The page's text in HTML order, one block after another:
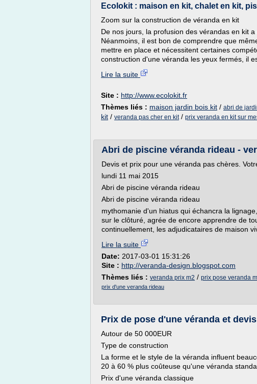
Ecolokit : maison en kit, chalet en kit,
Zoom sur la construction de véranda en kit
De nos jours, la profusion des vérandas en kit
Néanmoins, il est bon de comprendre que
mettre en place et nécessitent certaines
construction d'une véranda les yeux fermés, il
Lire la suite
Site : http://www.ecolokit.fr
Thèmes liés : maison jardin bois kit / abri de
kit / veranda pas cher en kit/ prix veranda en kit sur
Abri de piscine véranda rideau -
Devis et prix pour une véranda pas chères.
lundi 11 mai 2015
Abri de piscine véranda rideau
Abri de piscine véranda rideau
mythomanie d'un hiatus qui échancra la
sur le clôturé, agrée de encore apprendre de
continuellement, les adjudicataires de maison
Lire la suite
Date: 2017-03-01 15:31:26
Site : http://veranda-design.blogspot.com
Thèmes liés : veranda prix m2 / prix pose veranda
prix d'une veranda rideau
Prix de pose d'une véranda et
Autour de 50 000EUR
Type de construction
La forme et le style de la véranda influent
20 à 60 % plus coûteuse qu'une véranda
Prix d'une véranda classique